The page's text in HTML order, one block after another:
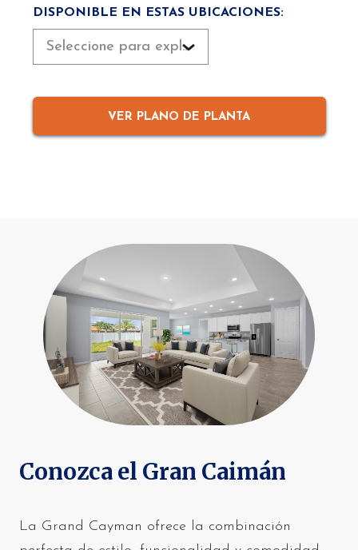
DISPONIBLE EN ESTAS UBICACIONES:
Seleccione para explorar
VER PLANO DE PLANTA
Conozca el Gran Caimán
La Grand Cayman ofrece la combinación